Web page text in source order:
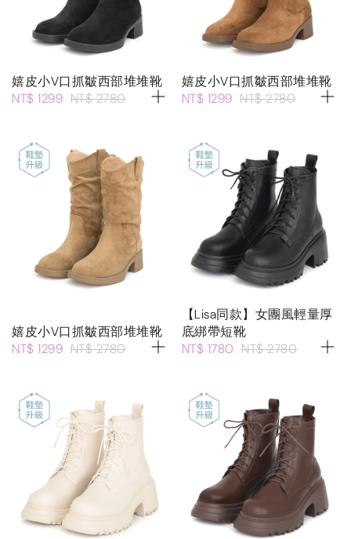
嬉皮小V口抓皺西部堆堆靴
NT$ 1299 NT$ 2780
嬉皮小V口抓皺西部堆堆靴
NT$ 1299 NT$ 2780
嬉皮小V口抓皺西部堆堆靴
NT$ 1299 NT$ 2780
【Lisa同款】女團風輕量厚
底綁帶短靴
NT$ 1780 NT$ 2780